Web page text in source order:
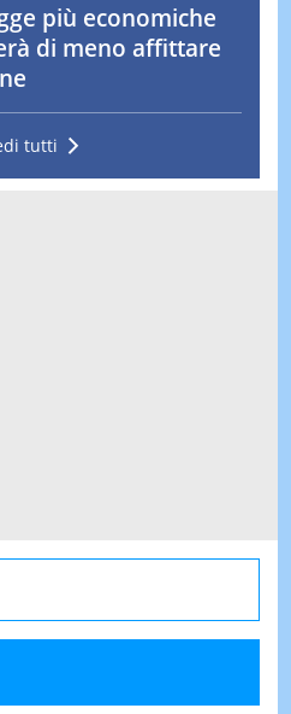
più economiche
di meno affittare
tutti